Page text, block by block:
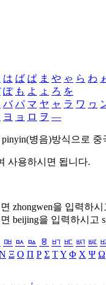
は ば ぱ ま や ゃ ら わ
ぽ も よ ょ ろ を
バ パ マ ヤ ャ ラ ワ ヮ
ヨ ョ ロ ヲ ―
병음)방식으로
사용하시면 됩니다.
zhongwen을 입력하시
beijing을 입력하시고
ㅮ ㅯ ㅰ ㅱ ㅲ ㅳ ㅴ ㅵ
Ξ Ο Π Ρ Σ ΤΥ Φ Χ Ψ Ω